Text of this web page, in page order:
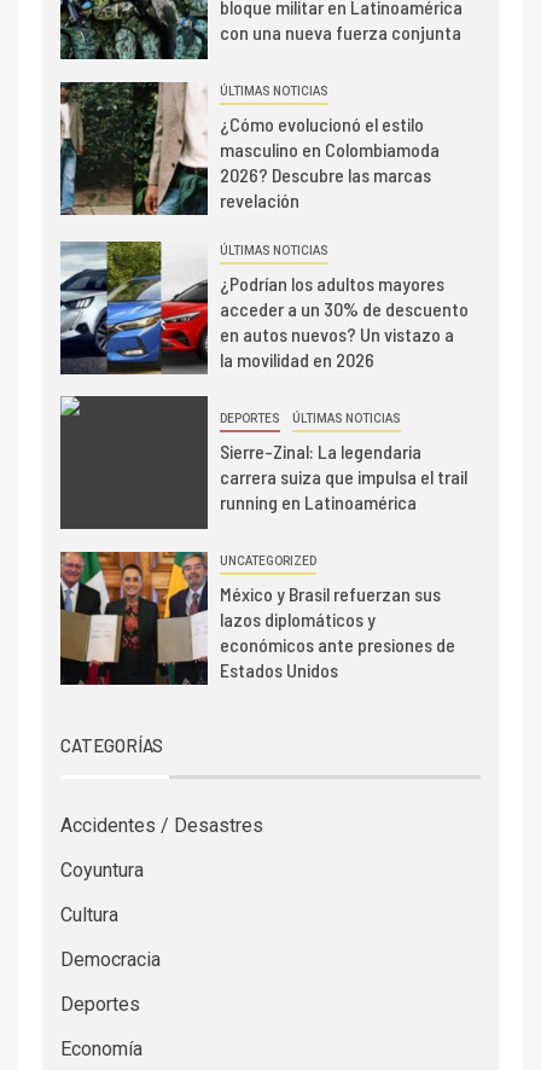
bloque militar en Latinoamérica
con una nueva fuerza conjunta
ÚLTIMAS NOTICIAS
¿Cómo evolucionó el estilo
masculino en Colombiamoda
2026? Descubre las marcas
revelación
ÚLTIMAS NOTICIAS
¿Podrían los adultos mayores
acceder a un 30% de descuento
en autos nuevos? Un vistazo a
la movilidad en 2026
DEPORTES ÚLTIMAS NOTICIAS
Sierre-Zinal: La legendaria
carrera suiza que impulsa el trail
running en Latinoamérica
UNCATEGORIZED
México y Brasil refuerzan sus
lazos diplomáticos y
económicos ante presiones de
Estados Unidos
CATEGORÍAS
Accidentes / Desastres
Coyuntura
Cultura
Democracia
Deportes
Economía